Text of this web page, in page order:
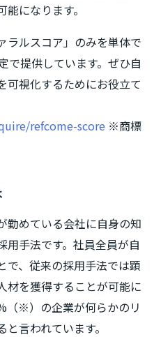
になります。
ラルスコア」のみを単体で
で提供しています。ぜひ自
可視化するためにお役立て
refcome-score ※商標
勤めている会社に自身の知
用手法です。社員全員が自
で、従来の採用手法では顕
材を獲得することが可能に
（※）の企業が何らかのリ
言われています。